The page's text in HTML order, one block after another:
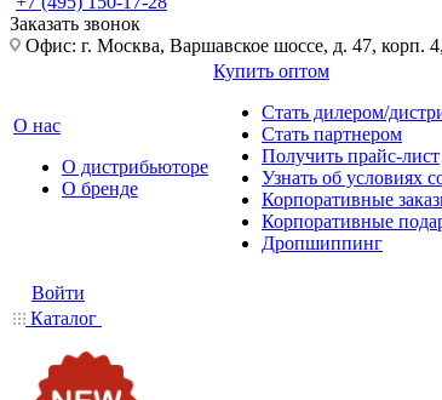
Заказать звонок
Офис: г. Москва, Варшавское шоссе, д. 47, корп.
О нас
О дистрибьюторе
О бренде
Купить оптом
Стать дилером/
Стать партнером
Получить прайс-лист
Узнать об условиях
Корпоративные
Корпоративные
Дропшиппинг
Войти
Каталог